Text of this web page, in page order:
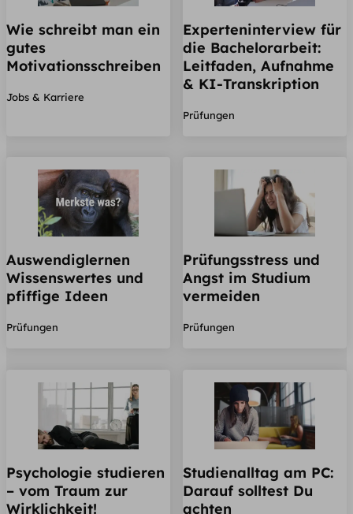
Wie schreibt man ein
gutes
Motivationsschreiben
Jobs & Karriere
Experteninterview für
die Bachelorarbeit:
Leitfaden, Aufnahme
& KI-Transkription
Prüfungen
Auswendiglernen
Wissenswertes und
pfiffige Ideen
Prüfungen
Prüfungsstress und
Angst im Studium
vermeiden
Prüfungen
Psychologie studieren
– vom Traum zur
Wirklichkeit!
Studienalltag am PC:
Darauf solltest Du
achten